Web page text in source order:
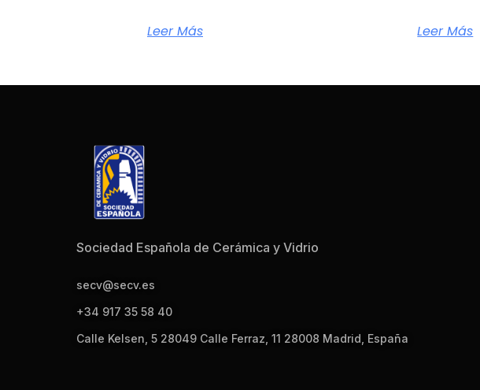
Leer Más Leer Más
Sociedad Española de Cerámica y Vidrio
secv@secv.es
+34 917 35 58 40
Calle Kelsen, 5 28049 Calle Ferraz, 11 28008 Madrid, España